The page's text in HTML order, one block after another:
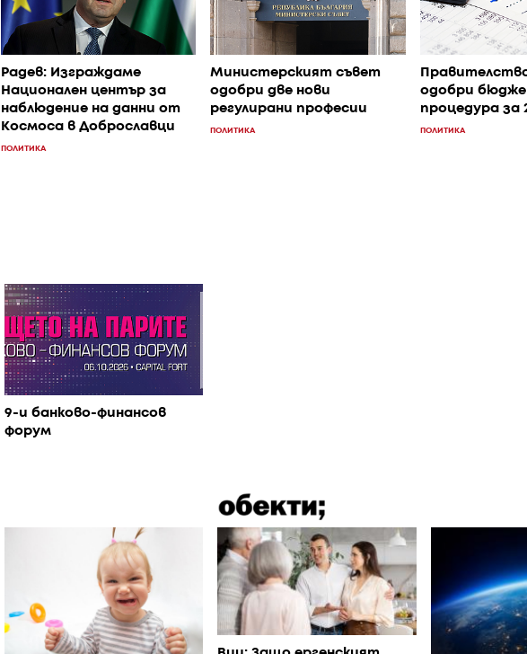
Радев: Изграждаме
Национален център за
наблюдение на данни от
Космоса в Доброславци
ПОЛИТИКА
Министерският съвет
одобри две нови
регулирани професии
ПОЛИТИКА
одобри
процедура за
ПОЛИТИКА
9-и банково-финансов
форум